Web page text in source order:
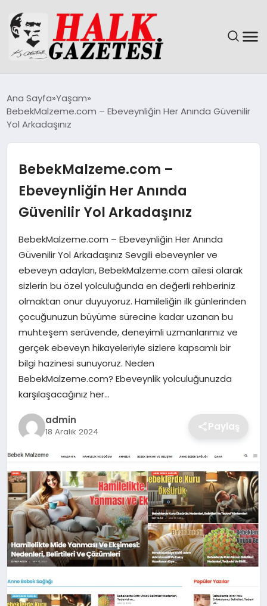
DÜNYA
MAGAZIN
SAĞLIK
SIYASET
SPOR
TEKNOLOJI
YAŞAM
Ana Sayfa Yaşam
BebekMalzeme.com – Ebeveynliğin Her Anında Güvenilir
Yol Arkadaşınız
BebekMalzeme.com –
Ebeveynliğin Her Anında
Güvenilir Yol Arkadaşınız
BebekMalzeme.com – Ebeveynliğin Her Anında
Güvenilir Yol Arkadaşınız Sevgili ebeveynler ve
ebeveyn adayları, BebekMalzeme.com ailesi olarak
sizlerin bu özel yolculuğunda en değerli rehberiniz
olmaktan onur duyuyoruz. Hamileliğin ilk günlerinden
çocuğunuzun büyüme sürecine kadar uzanan bu
muhteşem serüvende, deneyimli uzmanlarımız ve
gerçek ebeveyn hikayeleriyle sizlere kapsamlı bir
bilgi hazinesi sunuyoruz. Neden
BebekMalzeme.com? Ebeveynlik yolculuğunuzda
karşılaşacağınız her…
admin
18 Aralık 2024 Paylaş